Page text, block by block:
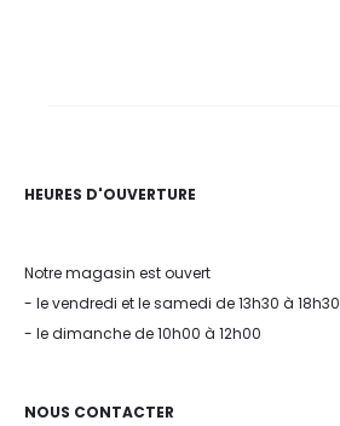
HEURES D'OUVERTURE
Notre magasin est ouvert
- le vendredi et le samedi de 13h30 à 18h30
- le dimanche de 10h00 à 12h00
NOUS CONTACTER